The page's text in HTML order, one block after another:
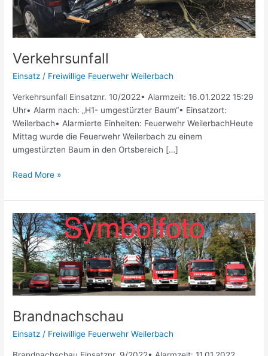
Verkehrsunfall
Einsatz / Freiwillige Feuerwehr Weilerbach
Verkehrsunfall Einsatznr. 10/2022• Alarmzeit: 16.01.2022 15:29
Uhr• Alarm nach: „H1- umgestürzter Baum“• Einsatzort:
Weilerbach• Alarmierte Einheiten: Feuerwehr WeilerbachHeute
Mittag wurde die Feuerwehr Weilerbach zu einem
umgestürzten Baum in den Ortsbereich […]
Read More »
Brandnachschau
Einsatz / Freiwillige Feuerwehr Weilerbach
Brandnachschau